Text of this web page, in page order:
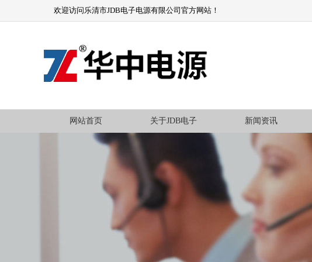
欢迎访问乐清市JDB电子电源有限公司官方网站！
网站首页 关于JDB电子 新闻资讯